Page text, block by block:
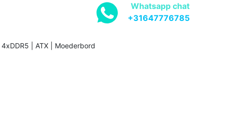
Whatsapp chat
+31647776785
| ATX | Moederbord